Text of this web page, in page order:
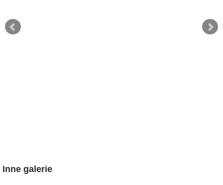
Inne galerie